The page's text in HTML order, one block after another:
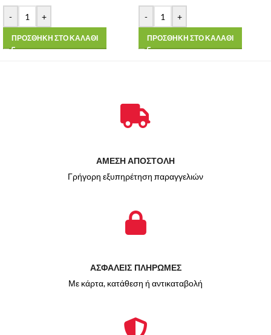
- +
ΠΡΟΣΘΗΚΗ ΣΤΟ ΚΑΛΑΘΙ
- +
ΠΡΟΣΘΗΚΗ ΣΤΟ ΚΑΛΑΘΙ
ΑΜΕΣΗ ΑΠΟΣΤΟΛΗ
Γρήγορη εξυπηρέτηση παραγγελιών
ΑΣΦΑΛΕΙΣ ΠΛΗΡΩΜΕΣ
Με κάρτα, κατάθεση ή αντικαταβολή